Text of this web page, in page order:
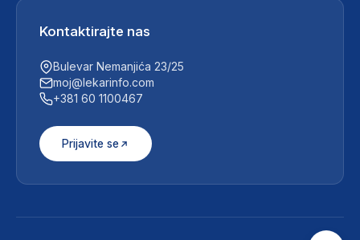
Kontaktirajte nas
Bulevar Nemanjića 23/25
moj@lekarinfo.com
+381 60 1100467
Prijavite se